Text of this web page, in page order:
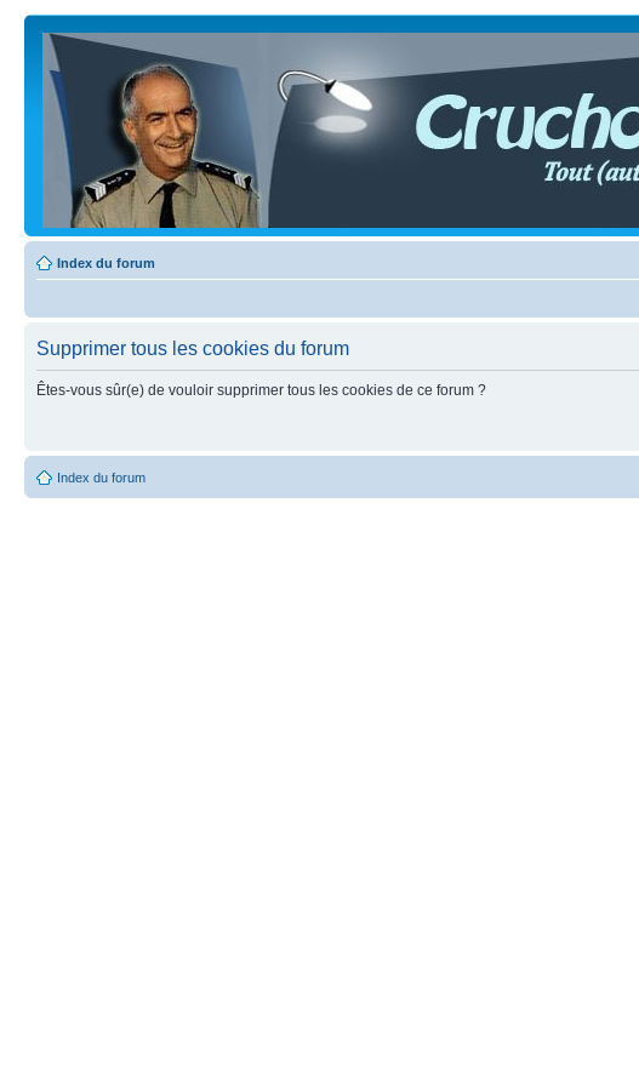
Index du forum
Supprimer tous les cookies du forum
Êtes-vous sûr(e) de vouloir supprimer tous les cookies de ce forum ?
Index du forum